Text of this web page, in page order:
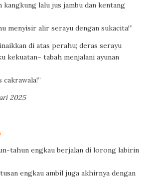
kangkung lalu jus jambu dan kentang
menyisir alir serayu dengan sukacita!”
di atas perahu; deras serayu
kekuatan– tabah menjalani ayunan
2025
tahun engkau berjalan di lorong labirin
engkau ambil juga akhirnya dengan